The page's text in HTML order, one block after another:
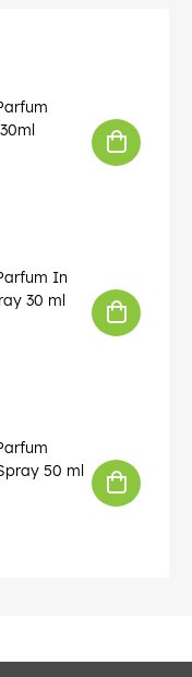
In
30 ml
50 ml